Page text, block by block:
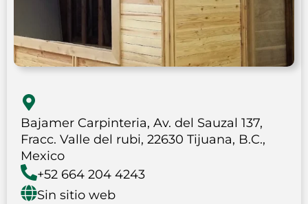
Bajamer Carpinteria, Av. del Sauzal 137,
Fracc. Valle del rubi, 22630 Tijuana, B.C.,
Mexico
+52 664 204 4243
Sin sitio web